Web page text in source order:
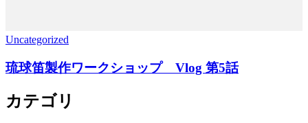
Uncategorized
琉球笛製作ワークショップ Vlog 第5話
カテゴリ